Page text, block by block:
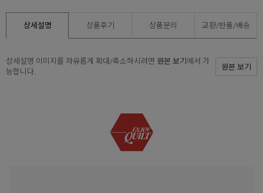
상세설명 상품후기 상품문의 교환/반품/배송
상세설명 이미지를 자유롭게 확대/축소하시려면 원본 보기 에서 가
능합니다.
원본 보기